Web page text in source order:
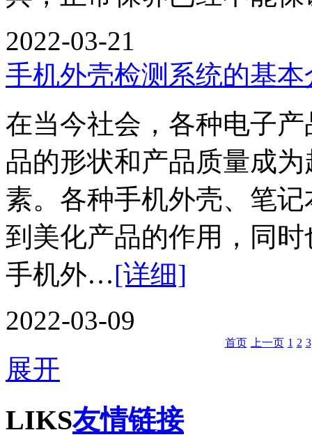
2022-03-21
手机外壳检测系统的基本
在当今社会，各种电子
品的形状和产品质量成
素。各种手机外壳、笔
到美化产品的作用，
手机外…[详细]
2022-03-09
首页 上一页 1 2 3
展开
LIKS友情链接